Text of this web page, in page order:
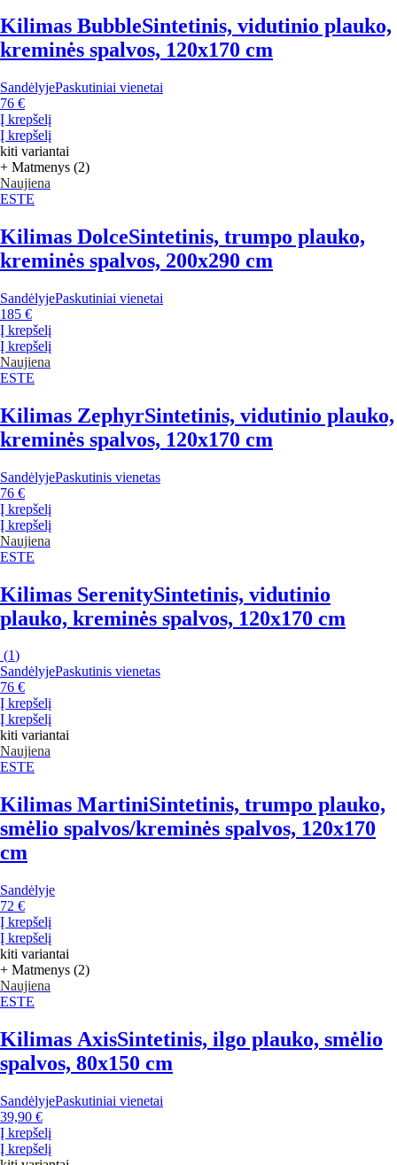
Kilimas BubbleSintetinis, vidutinio plauko,
kreminės spalvos, 120x170 cm
SandėlyjePaskutiniai vienetai
76 €
Į krepšelį
Į krepšelį
kiti variantai
+ Matmenys (2)
Naujiena
ESTE
Kilimas DolceSintetinis, trumpo plauko,
kreminės spalvos, 200x290 cm
SandėlyjePaskutiniai vienetai
185 €
Į krepšelį
Į krepšelį
Naujiena
ESTE
Kilimas ZephyrSintetinis, vidutinio plauko,
kreminės spalvos, 120x170 cm
SandėlyjePaskutinis vienetas
76 €
Į krepšelį
Į krepšelį
Naujiena
ESTE
Kilimas SerenitySintetinis, vidutinio
plauko, kreminės spalvos, 120x170 cm
(1)
SandėlyjePaskutinis vienetas
76 €
Į krepšelį
Į krepšelį
kiti variantai
Naujiena
ESTE
Kilimas MartiniSintetinis, trumpo plauko,
smėlio spalvos/kreminės spalvos, 120x170
cm
Sandėlyje
72 €
Į krepšelį
Į krepšelį
kiti variantai
+ Matmenys (2)
Naujiena
ESTE
Kilimas AxisSintetinis, ilgo plauko, smėlio
spalvos, 80x150 cm
SandėlyjePaskutiniai vienetai
39,90 €
Į krepšelį
Į krepšelį